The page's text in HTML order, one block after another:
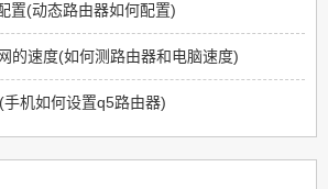
置(动态路由器如何配置)
的速度(如何测路由器和电脑速度)
机如何设置q5路由器)